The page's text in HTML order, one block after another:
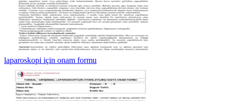
laparoskopi için onam formu